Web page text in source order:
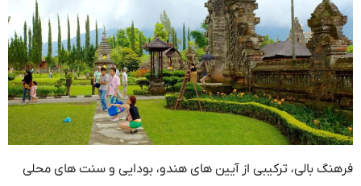
فرهنگ بالی، ترکیبی از آیین های هندو، بودایی و سنت های محلی